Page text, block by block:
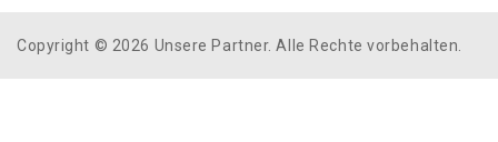
Copyright © 2026 Unsere Partner. Alle Rechte vorbehalten.